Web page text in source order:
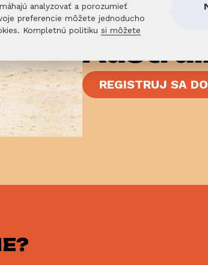
Už vieš,
REGISTRUJ SA
analyzovať a porozumieť
preferencie môžete jednoducho
Kompletnú politiku si môžete